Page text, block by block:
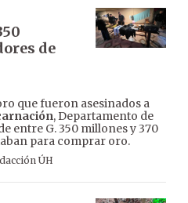
de
que fueron asesinados a
, Departamento de
entre G. 350 millones y 370
para comprar oro.
ÚH